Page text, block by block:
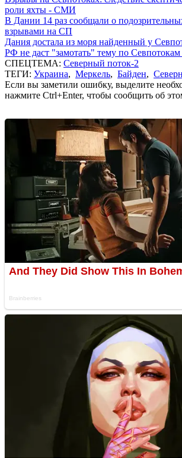
роли яхты - СМИ
В Дании 14 раз сообщали о
взрывами на СП
Дания достала из моря найденный у
РФ не даст "замотать" тему по
СПЕЦТЕМА: Северный поток-2
ТЕГИ: Украина, Меркель, Байден,
Если вы заметили ошибку, выделите
нажмите Ctrl+Enter, чтобы сообщить об